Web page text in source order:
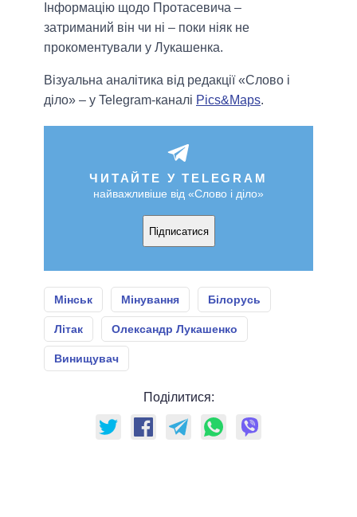
Інформацію щодо Протасевича –
затриманий він чи ні – поки ніяк не
прокоментували у Лукашенка.
Візуальна аналітика від редакції «Слово і
діло» – у Telegram-каналі Pics&Maps.
ЧИТАЙТЕ У TELEGRAM
найважливіше від «Слово і діло»
Підписатися
Мінськ Мінування Білорусь
Літак Олександр Лукашенко
Винищувач
Поділитися: